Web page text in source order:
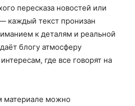
пересказа новостей или
каждый текст пронизан
к деталям и реальной
блогу атмосферу
где все говорят на
материале можно